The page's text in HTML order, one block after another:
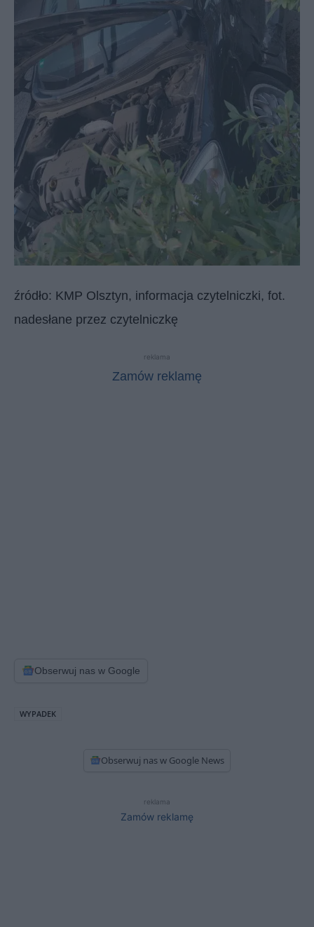
źródło: KMP Olsztyn, informacja czytelniczki, fot.
nadesłane przez czytelniczkę
reklama
Zamów reklamę
Obserwuj nas w Google
WYPADEK
Obserwuj nas w Google News
reklama
Zamów reklamę